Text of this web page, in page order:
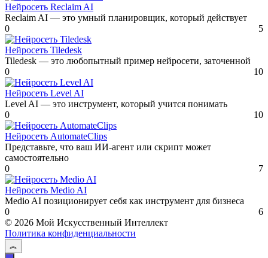
Нейросеть Reclaim AI
Reclaim AI — это умный планировщик, который действует
0
5
Нейросеть Tiledesk
Tiledesk — это любопытный пример нейросети, заточенной
0
10
Нейросеть Level AI
Level AI — это инструмент, который учится понимать
0
10
Нейросеть AutomateClips
Представьте, что ваш ИИ-агент или скрипт может
самостоятельно
0
7
Нейросеть Medio AI
Medio AI позиционирует себя как инструмент для бизнеса
0
6
© 2026 Мой Искусственный Интеллект
Политика конфиденциальности